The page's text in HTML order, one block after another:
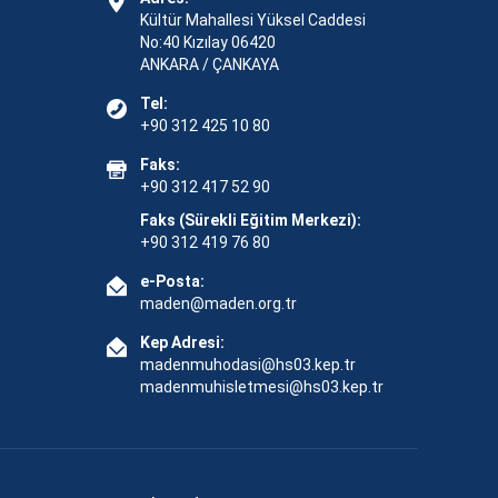
Kültür Mahallesi Yüksel Caddesi
No:40 Kızılay 06420
ANKARA / ÇANKAYA
Tel:
+90 312 425 10 80
Faks:
+90 312 417 52 90
Faks (Sürekli Eğitim Merkezi):
+90 312 419 76 80
e-Posta:
maden@maden.org.tr
Kep Adresi:
madenmuhodasi@hs03.kep.tr
madenmuhisletmesi@hs03.kep.tr